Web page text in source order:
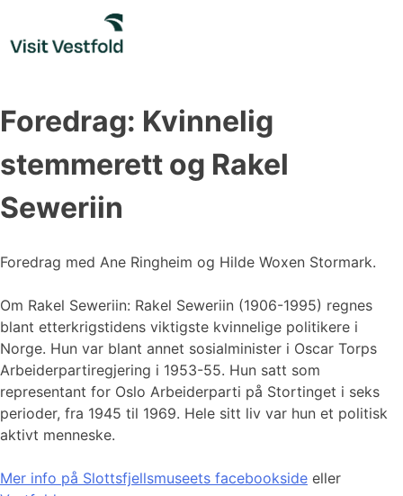
content
Foredrag: Kvinnelig
stemmerett og Rakel
Seweriin
Foredrag med Ane Ringheim og Hilde Woxen Stormark.
Om Rakel Seweriin: Rakel Seweriin (1906-1995) regnes
blant etterkrigstidens viktigste kvinnelige politikere i
Norge. Hun var blant annet sosialminister i Oscar Torps
Arbeiderpartiregjering i 1953-55. Hun satt som
representant for Oslo Arbeiderparti på Stortinget i seks
perioder, fra 1945 til 1969. Hele sitt liv var hun et politisk
aktivt menneske.
Mer info på Slottsfjellsmuseets facebookside eller